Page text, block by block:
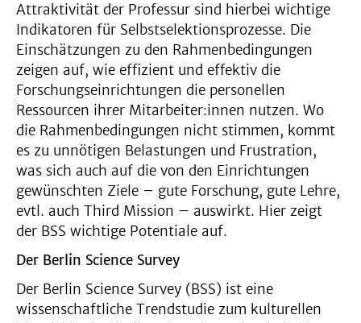
Attraktivität der Professur sind hierbei wichtige
Indikatoren für Selbstselektionsprozesse. Die
Einschätzungen zu den Rahmenbedingungen
zeigen auf, wie effizient und effektiv die
Forschungseinrichtungen die personellen
Ressourcen ihrer Mitarbeiter:innen nutzen. Wo
die Rahmenbedingungen nicht stimmen, kommt
es zu unnötigen Belastungen und Frustration,
was sich auch auf die von den Einrichtungen
gewünschten Ziele – gute Forschung, gute Lehre,
evtl. auch Third Mission – auswirkt. Hier zeigt
der BSS wichtige Potentiale auf.
Der Berlin Science Survey
Der Berlin Science Survey (BSS) ist eine
wissenschaftliche Trendstudie zum kulturellen